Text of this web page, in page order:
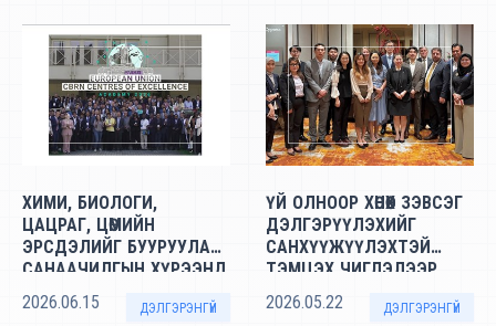
ХИМИ, БИОЛОГИ,
ЦАЦРАГ, ЦӨМИЙН
ЭРСДЭЛИЙГ БУУРУУЛАХ
САНААЧИЛГЫН ХҮРЭЭНД
ЗОХИОН
БАЙГУУЛАГДСАН
2026.06.15 ДЭЛГЭРЭНГҮЙ
ҮЙ ОЛНООР ХӨНӨӨХ ЗЭВСЭГ
ДЭЛГЭРҮҮЛЭХИЙГ
САНХҮҮЖҮҮЛЭХТЭЙ
ТЭМЦЭХ ЧИГЛЭЛЭЭР
УУЛЗАЛТАД ОРОЛЦЛОО
2026.05.22 ДЭЛГЭРЭНГҮЙ